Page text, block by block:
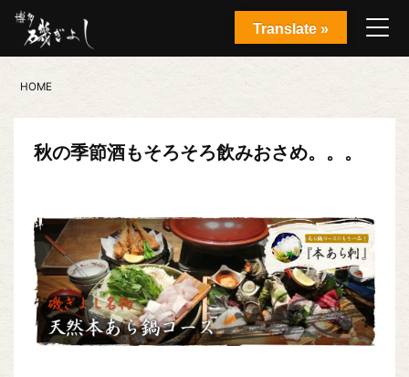
HOME
秋の季節酒もそろそろ飲みおさめ。。。
Translate »